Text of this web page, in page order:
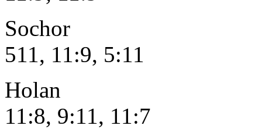
Sochor –
511, 11:9, 5:11
Holan –
11:8, 9:11, 11:7